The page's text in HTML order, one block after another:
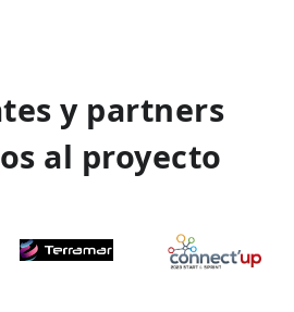
y partners
al proyecto